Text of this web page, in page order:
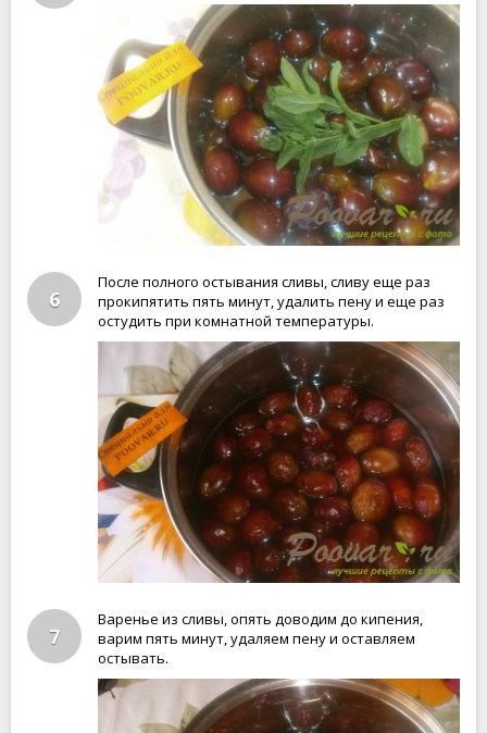
6
После полного остывания сливы, сливу еще раз
прокипятить пять минут, удалить пену и еще раз
остудить при комнатной температуры.
7
Варенье из сливы, опять доводим до кипения,
варим пять минут, удаляем пену и оставляем
остывать.